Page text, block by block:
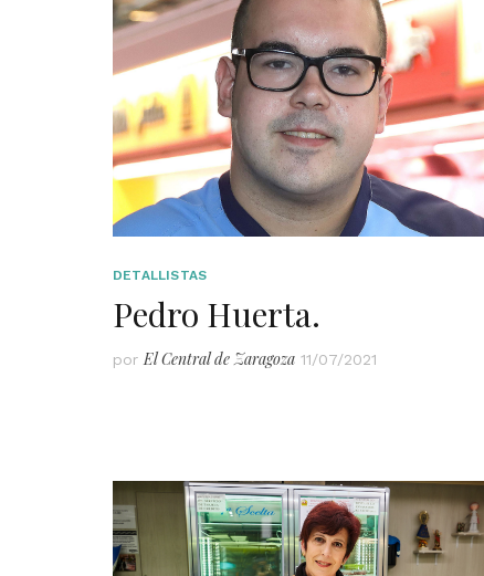
DETALLISTAS
Pedro Huerta.
por El Central de Zaragoza 11/07/2021